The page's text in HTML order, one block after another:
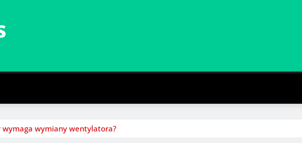
wymaga wymiany wentylatora?